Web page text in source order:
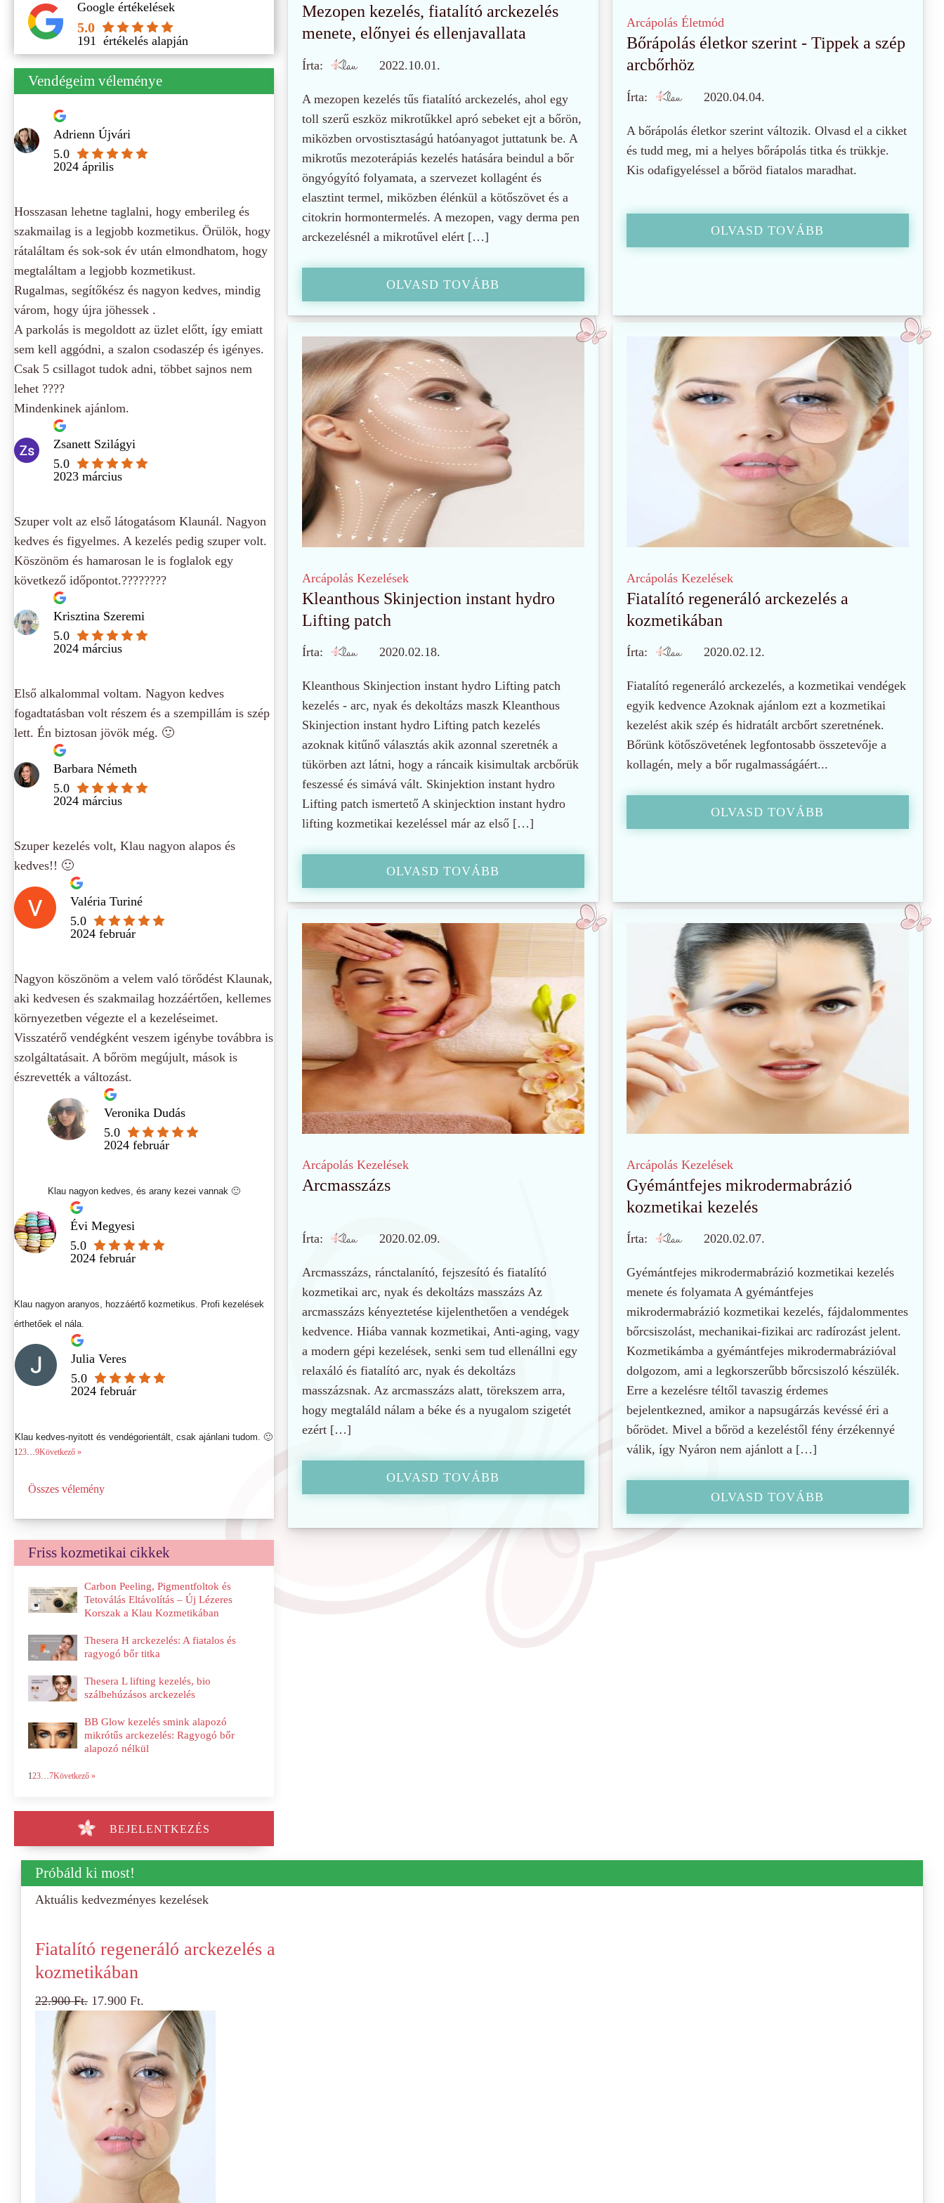
Google értékelések
5.0
191 értékelés alapján
Vendégeim véleménye
Adrienn Újvári
5.0
2024 április
Hosszasan lehetne taglalni, hogy emberileg és
szakmailag is a legjobb kozmetikus. Örülök, hogy
rátaláltam és sok-sok év után elmondhatom, hogy
megtaláltam a legjobb kozmetikust.
Rugalmas, segítőkész és nagyon kedves, mindig
várom, hogy újra jöhessek .
A parkolás is megoldott az üzlet előtt, így emiatt
sem kell aggódni, a szalon csodaszép és igényes.
Csak 5 csillagot tudok adni, többet sajnos nem
lehet ????
Mindenkinek ajánlom.
Zsanett Szilágyi
5.0
2023 március
Szuper volt az első látogatásom Klaunál. Nagyon
kedves és figyelmes. A kezelés pedig szuper volt.
Köszönöm és hamarosan le is foglalok egy
következő időpontot.????????
Krisztina Szeremi
5.0
2024 március
Első alkalommal voltam. Nagyon kedves
fogadtatásban volt részem és a szempillám is szép
lett. Én biztosan jövök még. 🙂
Barbara Németh
5.0
2024 március
Szuper kezelés volt, Klau nagyon alapos és
kedves!! 🙂
Valéria Turiné
5.0
2024 február
Nagyon köszönöm a velem való törődést Klaunak,
aki kedvesen és szakmailag hozzáértően, kellemes
környezetben végezte el a kezeléseimet.
Visszatérő vendégként veszem igénybe továbbra is
szolgáltatásait. A bőröm megújult, mások is
észrevették a változást.
Veronika Dudás
5.0
2024 február
Klau nagyon kedves, és arany kezei vannak 🙂
Évi Megyesi
5.0
2024 február
Klau nagyon aranyos, hozzáértő kozmetikus. Profi kezelések
érthetőek el nála.
Julia Veres
5.0
2024 február
Klau kedves-nyitott és vendégorientált, csak ajánlani tudom. 🙂
123…9Következő »
Összes vélemény
Friss kozmetikai cikkek
Carbon Peeling, Pigmentfoltok és
Tetoválás Eltávolítás – Új Lézeres
Korszak a Klau Kozmetikában
Thesera H arckezelés: A fiatalos és
ragyogó bőr titka
Thesera L lifting kezelés, bio
szálbehúzásos arckezelés
BB Glow kezelés smink alapozó
mikrótűs arckezelés: Ragyogó bőr
alapozó nélkül
123…7Következő »
BEJELENTKEZÉS
Mezopen kezelés, fiatalító arckezelés
menete, előnyei és ellenjavallata
Írta: 2022.10.01.
A mezopen kezelés tűs fiatalító arckezelés, ahol egy
toll szerű eszköz mikrotűkkel apró sebeket ejt a bőrön,
miközben orvostisztaságú hatóanyagot juttatunk be. A
mikrotűs mezoterápiás kezelés hatására beindul a bőr
öngyógyító folyamata, a szervezet kollagént és
elasztint termel, miközben élénkül a kötőszövet és a
citokrin hormontermelés. A mezopen, vagy derma pen
arckezelésnél a mikrotűvel elért […]
OLVASD TOVÁBB
Arcápolás Életmód
Bőrápolás életkor szerint - Tippek a szép
arcbőrhöz
Írta: 2020.04.04.
A bőrápolás életkor szerint változik. Olvasd el a cikket
és tudd meg, mi a helyes bőrápolás titka és trükkje.
Kis odafigyeléssel a bőröd fiatalos maradhat.
OLVASD TOVÁBB
Arcápolás Kezelések
Kleanthous Skinjection instant hydro
Lifting patch
Írta: 2020.02.18.
Kleanthous Skinjection instant hydro Lifting patch
kezelés - arc, nyak és dekoltázs maszk Kleanthous
Skinjection instant hydro Lifting patch kezelés
azoknak kitűnő választás akik azonnal szeretnék a
tükörben azt látni, hogy a ráncaik kisimultak arcbőrük
feszessé és simává vált. Skinjektion instant hydro
Lifting patch ismertető A skinjecktion instant hydro
lifting kozmetikai kezeléssel már az első […]
OLVASD TOVÁBB
Arcápolás Kezelések
Fiatalító regeneráló arckezelés a
kozmetikában
Írta: 2020.02.12.
Fiatalító regeneráló arckezelés, a kozmetikai vendégek
egyik kedvence Azoknak ajánlom ezt a kozmetikai
kezelést akik szép és hidratált arcbőrt szeretnének.
Bőrünk kötőszövetének legfontosabb összetevője a
kollagén, mely a bőr rugalmasságáért...
OLVASD TOVÁBB
Arcápolás Kezelések
Arcmasszázs
Írta: 2020.02.09.
Arcmasszázs, ránctalanító, fejszesító és fiatalító
kozmetikai arc, nyak és dekoltázs masszázs Az
arcmasszázs kényeztetése kijelenthetően a vendégek
kedvence. Hiába vannak kozmetikai, Anti-aging, vagy
a modern gépi kezelések, senki sem tud ellenállni egy
relaxáló és fiatalító arc, nyak és dekoltázs
masszázsnak. Az arcmasszázs alatt, törekszem arra,
hogy megtaláld nálam a béke és a nyugalom szigetét
ezért […]
OLVASD TOVÁBB
Arcápolás Kezelések
Gyémántfejes mikrodermabrázió
kozmetikai kezelés
Írta: 2020.02.07.
Gyémántfejes mikrodermabrázió kozmetikai kezelés
menete és folyamata A gyémántfejes
mikrodermabrázió kozmetikai kezelés, fájdalommentes
bőrcsiszolást, mechanikai-fizikai arc radírozást jelent.
Kozmetikámba a gyémántfejes mikrodermabrázióval
dolgozom, ami a legkorszerűbb bőrcsiszoló készülék.
Erre a kezelésre téltől tavaszig érdemes
bejelentkezned, amikor a napsugárzás kevéssé éri a
bőrödet. Mivel a bőröd a kezeléstől fény érzékennyé
válik, így Nyáron nem ajánlott a […]
OLVASD TOVÁBB
Próbáld ki most!
Aktuális kedvezményes kezelések
Fiatalító regeneráló arckezelés a
kozmetikában
22.900Ft. 17.900 Ft.